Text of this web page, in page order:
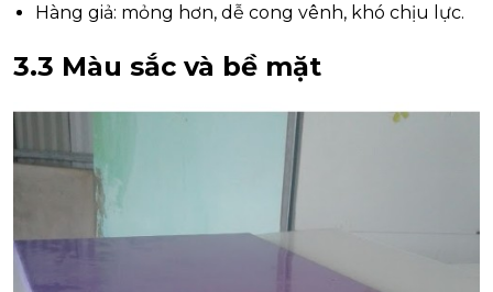
Hàng giả: mỏng hơn, dễ cong vênh, khó chịu lực.
3.3 Màu sắc và bề mặt